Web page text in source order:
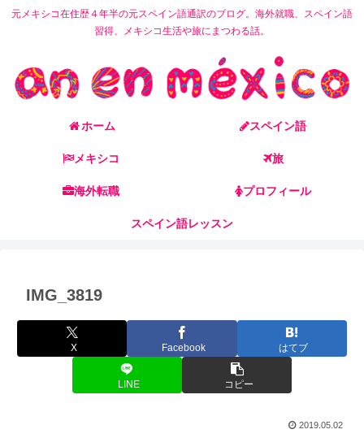
元メキシコ在住歴４年半の元スペイン語通訳のブログ。海外就職、スペイン語
習得、メキシコ生活や旅にまつわる話。
ホーム スペイン語
メキシコ 旅
海外転職 プロフィール
スペイン語レッスン
IMG_3819
X Facebook はてブ
LINE コピー
2019.05.02